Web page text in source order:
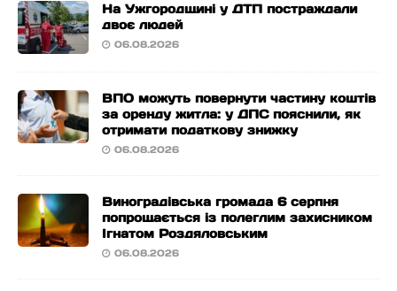
На Ужгородщині у ДТП постраждали
двоє людей
06.08.2026
ВПО можуть повернути частину коштів
за оренду житла: у ДПС пояснили, як
отримати податкову знижку
06.08.2026
Виноградівська громада 6 серпня
попрощається із полеглим захисником
Ігнатом Роздяловським
06.08.2026